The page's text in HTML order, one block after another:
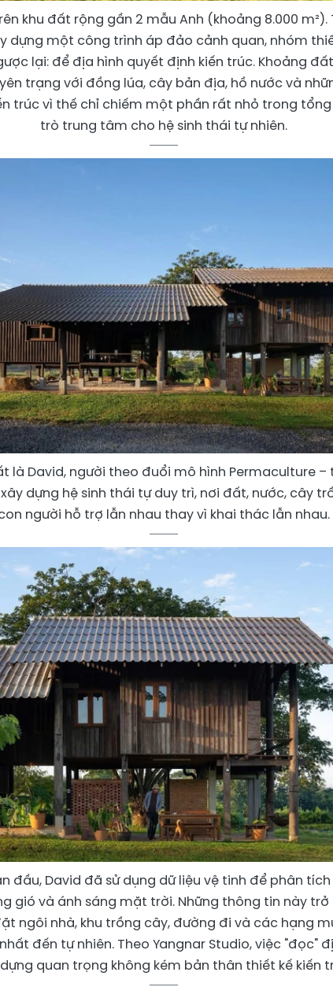
khu đất rộng gần 2 mẫu Anh (khoảng 8.000 m²).
dựng một công trình áp đảo cảnh quan, nhóm
lại: để địa hình quyết định kiến trúc. Khoảng
trạng với đồng lúa, cây bản địa, hồ nước và
trúc vì thế chỉ chiếm một phần rất nhỏ trong
trò trung tâm cho hệ sinh thái tự nhiên.
là David, người theo đuổi mô hình Permaculture
dựng hệ sinh thái tự duy trì, nơi đất, nước, cây
người hỗ trợ lẫn nhau thay vì khai thác lẫn nhau.
đầu, David đã sử dụng dữ liệu vệ tinh để phân
gió và ánh sáng mặt trời. Những thông tin này
ngôi nhà, khu trồng cây, đường đi và các hạng
đến tự nhiên. Theo Yangnar Studio, việc "đọc"
quan trọng không kém bản thân thiết kế kiến